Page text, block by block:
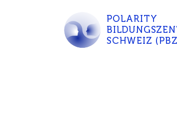
POLARITY
SCHWEIZ